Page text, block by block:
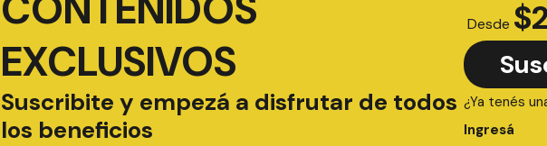
EXCLUSIVOS
Suscribite y empezá a disfrutar de todos
los beneficios
Desde $
¿Ya tenés
Ingresá